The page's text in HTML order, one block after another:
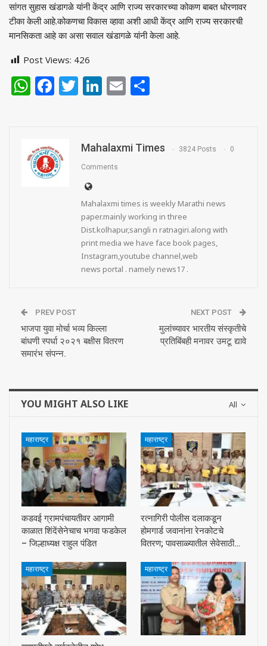
सांगत सुहास खंडागळे यांनी केंद्र आणि राज्य सरकारच्या कोकण बाबत धोरणावर
टीका केली आहे.कोकणचा विकास व्हावा अशी आधी केंद्र आणि राज्य सरकारची
मानसिकता आहे का असा सवाल खंडागळे यांनी केला आहे.
Post Views: 426
WhatsApp
Facebook
Twitter
LinkedIn
Email
Mahalaxmi Times 3824 Posts 0
Comments
Mahalaxmi times is weekly Marathi news
paper.mainly working in three
Dist.kolhapur,sangli n ratnagiri.along with
print media we have face book pages,
Instagram,youtube channel,web
news portal . namely news17 .
PREV POST
भाजपा युवा मोर्चा भव्य किल्ला
बांधणी स्पर्धा २०२१ बक्षीस वितरण
समारंभ संपन्न.
NEXT POST
मुलांच्यावर भारतीय संस्कृतीचे
प्रतिबिंबही मनावर उमटू द्यावे
All
YOU MIGHT ALSO LIKE
महाराष्ट्र
कडवई ग्रामपंचायतीवर आगामी
काळात शिंदेंसेनेचाच भगवा फडकेल
– जिल्हाध्यक्ष राहुल पंडित
महाराष्ट्र
रत्नागिरी पोलीस दलाकडून
होमगार्ड जवानांना रेनकोटचे
वितरण; पावसाळ्यातील सेवेसाठी…
महाराष्ट्र महाराष्ट्र